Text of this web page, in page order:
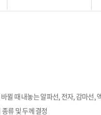
뀔 때 내놓는 알파선, 전자, 감마선,
류 및 두께 결정